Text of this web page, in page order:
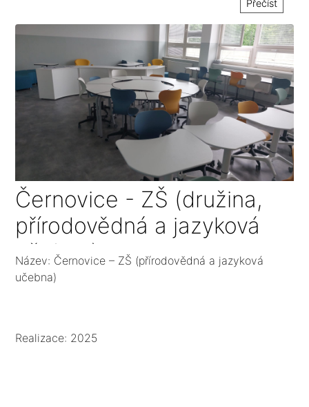
Přečíst
Černovice - ZŠ (družina,
přírodovědná a jazyková
učebna)
Název: Černovice – ZŠ (přírodovědná a jazyková
učebna)
Realizace: 2025